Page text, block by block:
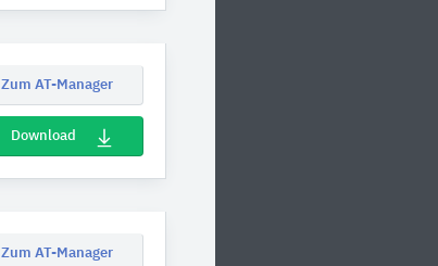
Zum AT-Manager
Download
Zum AT-Manager